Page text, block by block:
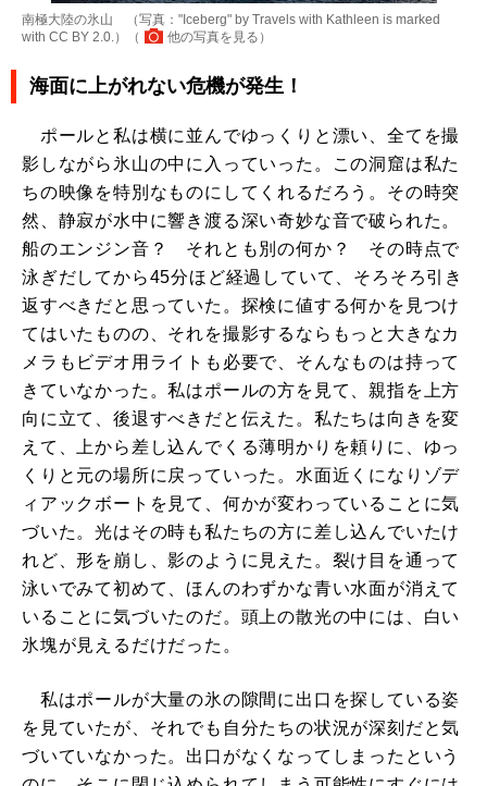
南極大陸の氷山 （写真："Iceberg" by Travels with Kathleen is marked
with CC BY 2.0.）（
他の写真を見る ）
海面に上がれない危機が発生！
ポールと私は横に並んでゆっくりと漂い、全てを撮
影しながら氷山の中に入っていった。この洞窟は私た
ちの映像を特別なものにしてくれるだろう。その時突
然、静寂が水中に響き渡る深い奇妙な音で破られた。
船のエンジン音？ それとも別の何か？ その時点で
泳ぎだしてから45分ほど経過していて、そろそろ引き
返すべきだと思っていた。探検に値する何かを見つけ
てはいたものの、それを撮影するならもっと大きなカ
メラもビデオ用ライトも必要で、そんなものは持って
きていなかった。私はポールの方を見て、親指を上方
向に立て、後退すべきだと伝えた。私たちは向きを変
えて、上から差し込んでくる薄明かりを頼りに、ゆっ
くりと元の場所に戻っていった。水面近くになりゾデ
ィアックボートを見て、何かが変わっていることに気
づいた。光はその時も私たちの方に差し込んでいたけ
れど、形を崩し、影のように見えた。裂け目を通って
泳いでみて初めて、ほんのわずかな青い水面が消えて
いることに気づいたのだ。頭上の散光の中には、白い
氷塊が見えるだけだった。
私はポールが大量の氷の隙間に出口を探している姿
を見ていたが、それでも自分たちの状況が深刻だと気
づいていなかった。出口がなくなってしまったという